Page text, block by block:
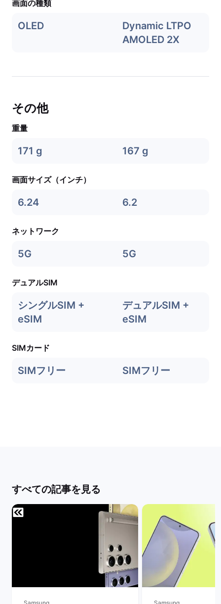
画面の種類
OLED
Dynamic LTPO
AMOLED 2X
その他
重量
171 g 167 g
画面サイズ（インチ）
6.24 6.2
ネットワーク
5G 5G
デュアルSIM
シングルSIM +
eSIM
デュアルSIM +
eSIM
SIMカード
SIMフリー SIMフリー
すべての記事を見る